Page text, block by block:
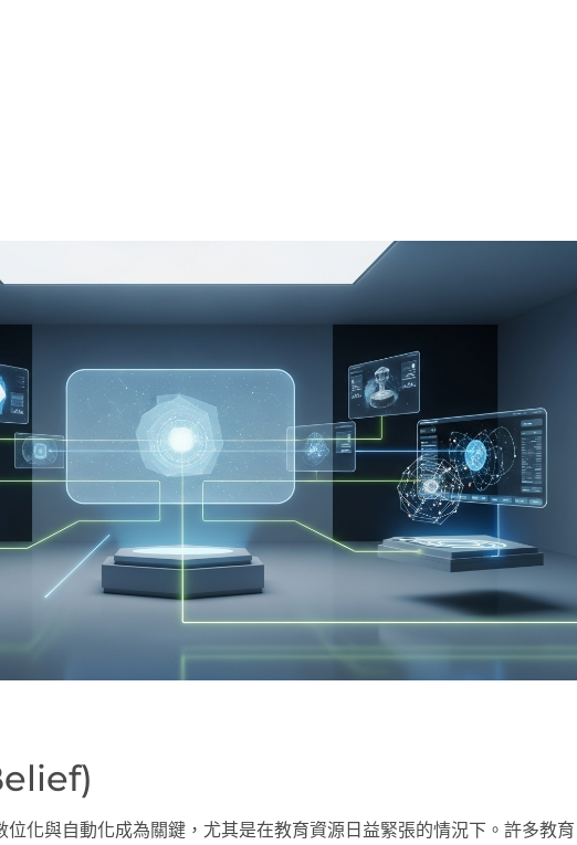
化與自動化成為關鍵，尤其是在教育資源日益緊張的情況下。許多教育